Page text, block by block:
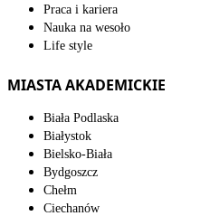
Praca i kariera
Nauka na wesoło
Life style
MIASTA AKADEMICKIE
Biała Podlaska
Białystok
Bielsko-Biała
Bydgoszcz
Chełm
Ciechanów